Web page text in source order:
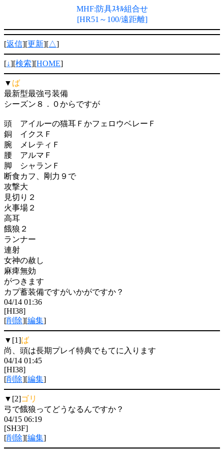
MHF:防具ｽｷﾙ組合せ
[HR51～100/遠距離]
[返信][更新][△]
[↓][検索][HOME]
▼ ば
最新型最強弓装備
シーズン８．０からですが
頭 アイルーの猫耳ＦかフェロウベレーＦ
銅 イクスＦ
腕 メレティＦ
腰 アルマＦ
脚 シャランＦ
断食カフ、剛力９で
攻撃大
見切り２
火事場２
高耳
餓狼２
ランナー
連射
女神の赦し
麻痺無効
がつきます
カプ蓄装備ですがいかがですか？
04/14 01:36
[HI38]
[削除][編集]
▼[1]ば
尚、頭は長期プレイ特典でもてに入ります
04/14 01:45
[HI38]
[削除][編集]
▼[2]ゴリ
弓で餓狼ってどうなるんですか？
04/15 06:19
[SH3F]
[削除][編集]